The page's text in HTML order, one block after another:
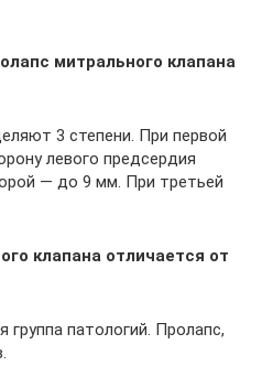
митрального клапана
3 степени. При первой
левого предсердия
— до 9 мм. При третьей
клапана отличается от
патологий. Пролапс,